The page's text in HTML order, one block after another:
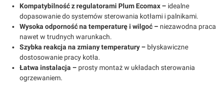
Kompatybilność z regulatorami Plum Ecomax – idealne
dopasowanie do systemów sterowania kotłami i palnikami.
Wysoka odporność na temperaturę i wilgoć – niezawodna praca
nawet w trudnych warunkach.
Szybka reakcja na zmiany temperatury – błyskawiczne
dostosowanie pracy kotła.
Łatwa instalacja – prosty montaż w układach sterowania
ogrzewaniem.